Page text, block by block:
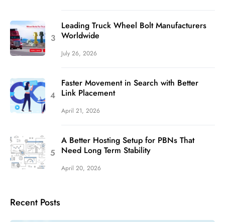
Leading Truck Wheel Bolt Manufacturers
Worldwide
July 26, 2026
Faster Movement in Search with Better
Link Placement
April 21, 2026
A Better Hosting Setup for PBNs That
Need Long Term Stability
April 20, 2026
Recent Posts